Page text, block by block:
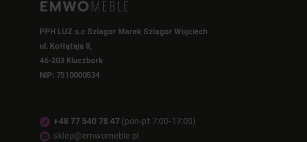
PPH LUZ s.c Szlagor Marek Szlagor Wojciech
ul. Kołłątaja 8,
46-203 Kluczbork
NIP: 7510000534
+48 77 540 78 47 (pon-pt 7:00-17:00)
sklep@emwomeble.pl